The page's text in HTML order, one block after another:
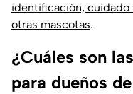
identificación, cuidado
otras mascotas.
¿Cuáles son
para dueños